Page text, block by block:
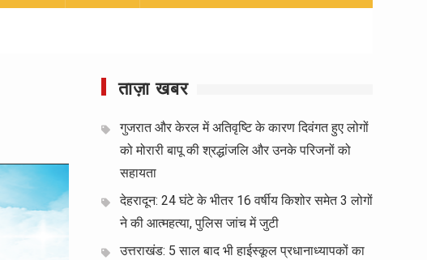
ताज़ा खबर
गुजरात और केरल में अतिवृष्टि के कारण दिवंगत हुए लोगों
को मोरारी बापू की श्रद्धांजलि और उनके परिजनों को
सहायता
देहरादून: 24 घंटे के भीतर 16 वर्षीय किशोर समेत 3 लोगों
ने की आत्महत्या, पुलिस जांच में जुटी
उत्तराखंड: 5 साल बाद भी हाईस्कूल प्रधानाध्यापकों का